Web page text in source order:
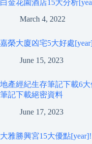
白金花園酒店15大分析
March 4, 2022
嘉榮大廈凶宅5大好處
June 15, 2023
地產經紀生存筆記下載6
筆記下載絕密資料
June 17, 2023
大雅勝興宮15大優點[year]!